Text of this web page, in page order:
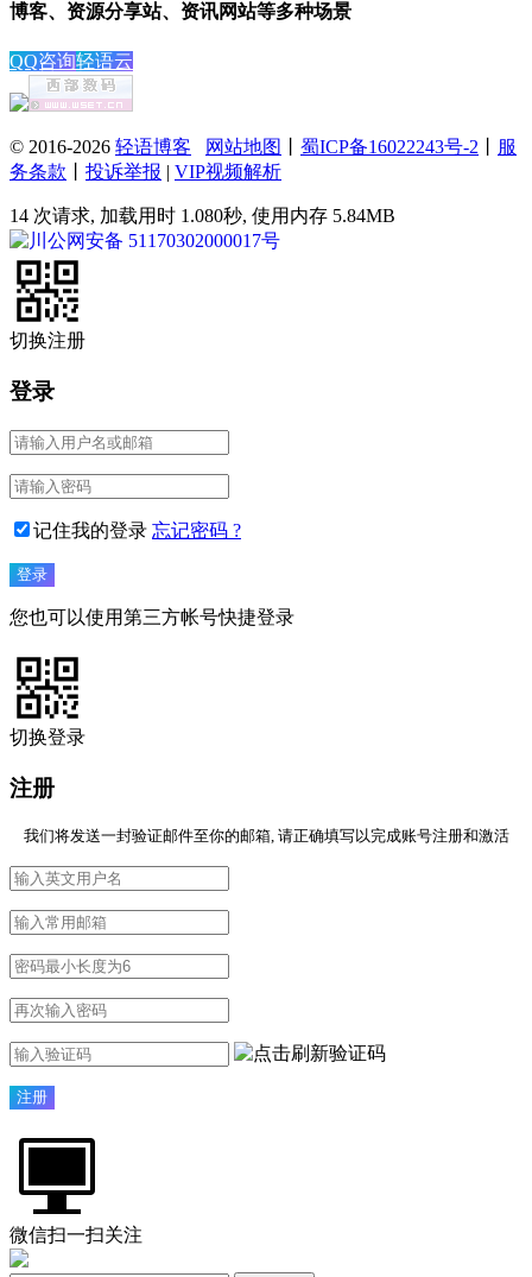
博客、资源分享站、资讯网站等多种场景
QQ咨询轻语云
© 2016-2026 轻语博客 网站地图 蜀ICP备16022243号-2
服
务条款
投诉举报 | VIP视频解析
14 次请求, 加载用时 1.080秒, 使用内存 5.84MB
川公网安备 51170302000017号
切换注册
登录
记住我的登录 忘记密码 ?
您也可以使用第三方帐号快捷登录
切换登录
注册
我们将发送一封验证邮件至你的邮箱, 请正确填写以完成账号注册和激活
微信扫一扫关注